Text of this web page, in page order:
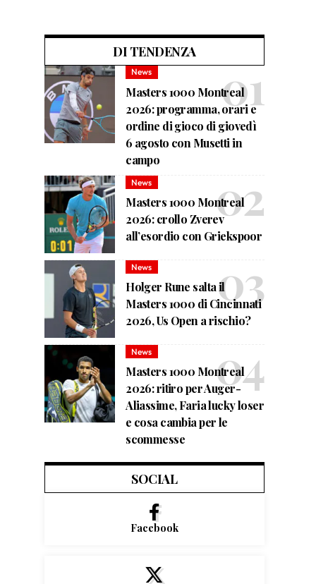
DI TENDENZA
News
Masters 1000 Montreal
2026: programma, orari e
ordine di gioco di giovedì
6 agosto con Musetti in
campo
News
Masters 1000 Montreal
2026: crollo Zverev
all’esordio con Griekspoor
News
Holger Rune salta il
Masters 1000 di Cincinnati
2026, Us Open a rischio?
News
Masters 1000 Montreal
2026: ritiro per Auger-
Aliassime, Faria lucky loser
e cosa cambia per le
scommesse
SOCIAL
Facebook